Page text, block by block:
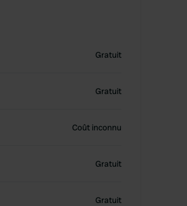
Gratuit
Gratuit
Coût inconnu
Gratuit
Gratuit